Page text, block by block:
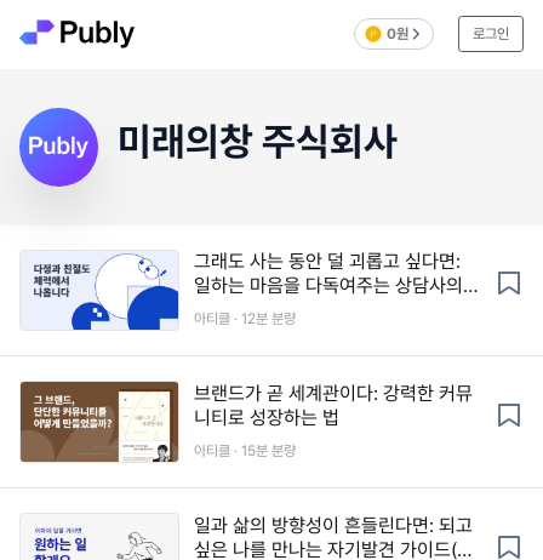
0원 로그인
미래의창 주식회사
그래도 사는 동안 덜 괴롭고 싶다면:
일하는 마음을 다독여주는 상담사의
노트
아티클 · 12분 분량
브랜드가 곧 세계관이다: 강력한 커뮤
니티로 성장하는 법
아티클 · 15분 분량
일과 삶의 방향성이 흔들린다면: 되고
싶은 나를 만나는 자기발견 가이드(툴